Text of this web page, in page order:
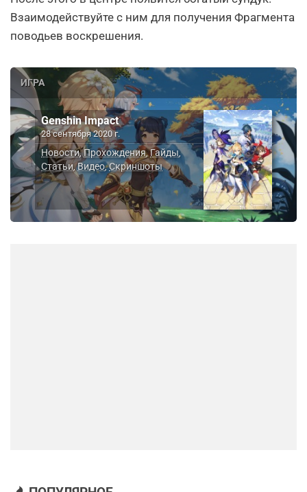
Взаимодействуйте с ним для получения Фрагмента
поводьев воскрешения.
ИГРА
Genshin Impact
28 сентября 2020 г.
Новости,Прохождения,Гайды,
Статьи,Видео,Скриншоты